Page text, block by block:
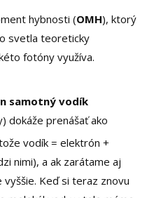
hybnosti (OMH), ktorý
svetla teoreticky
fotóny využíva.
samotný vodík
dokáže prenášať ako
vodík = elektrón +
nimi), a ak zarátame aj
Keď si teraz znovu